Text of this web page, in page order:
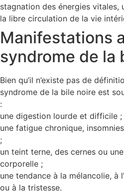
stagnation des énergies vitales,
la libre circulation de la vie
Manifestations
syndrome de la
Bien qu’il n’existe pas de
syndrome de la bile noire est
:
une digestion lourde et difficile ;
une fatigue chronique,
;
un teint terne, des cernes ou
corporelle ;
une tendance à la mélancolie, à
ou à la tristesse.